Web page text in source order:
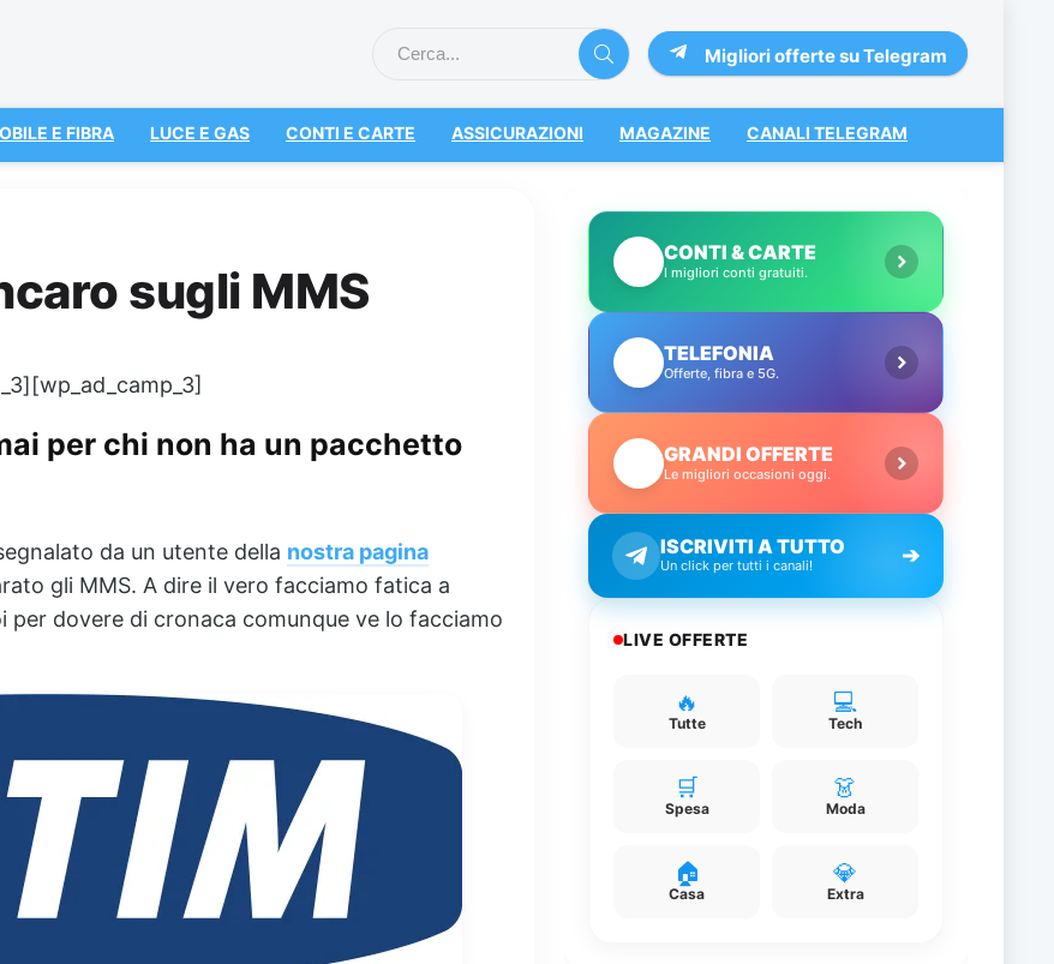
Migliori offerte su Telegram
E FIBRA LUCE E GAS CONTI E CARTE ASSICURAZIONI MAGAZINE CANALI TELEGRAM
sugli MMS
per chi non ha un pacchetto
da un utente della nostra pagina
gli MMS. A dire il vero facciamo fatica a
dovere di cronaca comunque ve lo facciamo
CONTI & CARTE
I migliori conti gratuiti.
TELEFONIA
Offerte, fibra e 5G.
GRANDI OFFERTE
Le migliori occasioni oggi.
ISCRIVITI A TUTTO
Un click per tutti i canali! ➔
LIVE OFFERTE
🔥
Tutte
💻
Tech
🛒
Spesa
👗
Moda
🏠
Casa
💎
Extra